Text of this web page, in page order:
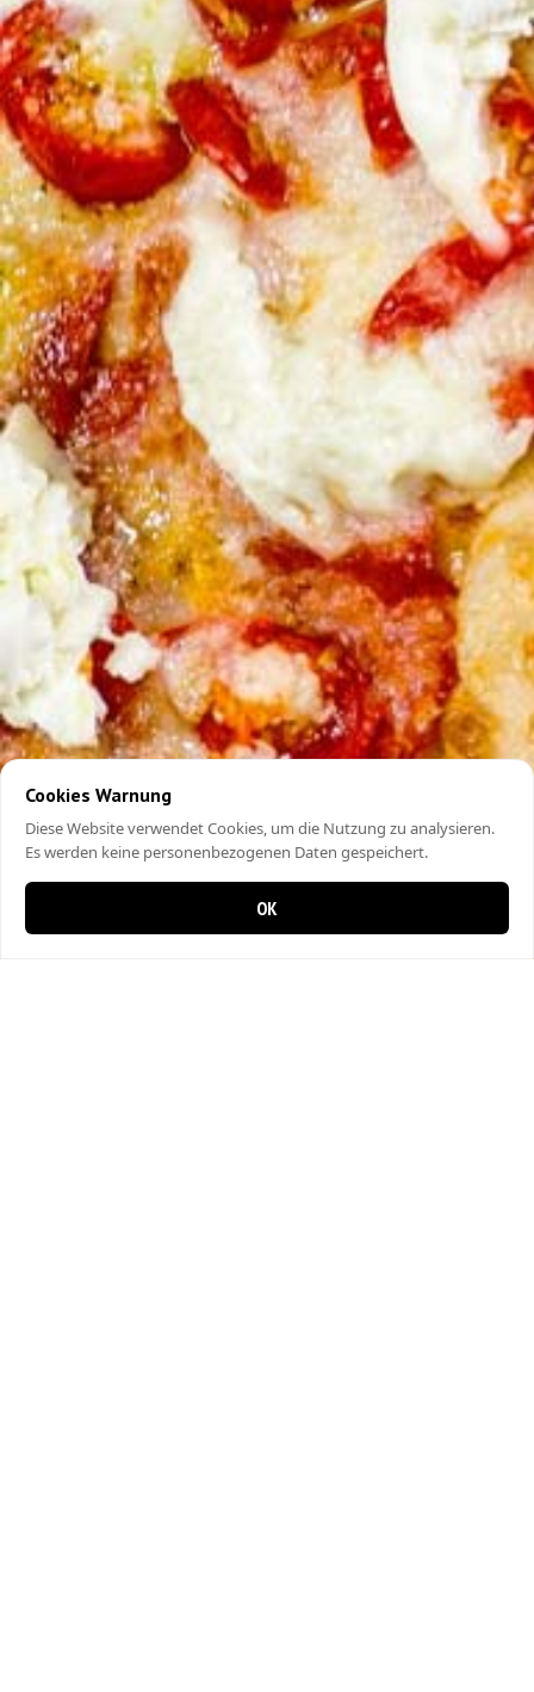
Cookies Warnung
Diese Website verwendet Cookies, um die Nutzung zu analysieren.
Es werden keine personenbezogenen Daten gespeichert.
OK